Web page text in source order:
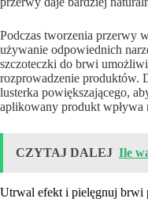
Podczas tworzenia przerwy
używanie odpowiednich
szczoteczki do brwi
rozprowadzenie produktów.
lusterka powiększającego,
aplikowany produkt wpływa
CZYTAJ DALEJ Ile
Utrwal efekt i pielęgnuj brwi